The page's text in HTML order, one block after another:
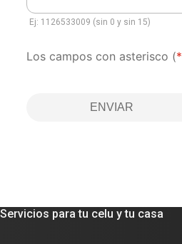
Ej: 1126533009 (sin 0 y sin 15)
Los campos con asterisco (*
ENVIAR
Servicios para tu celu y tu casa